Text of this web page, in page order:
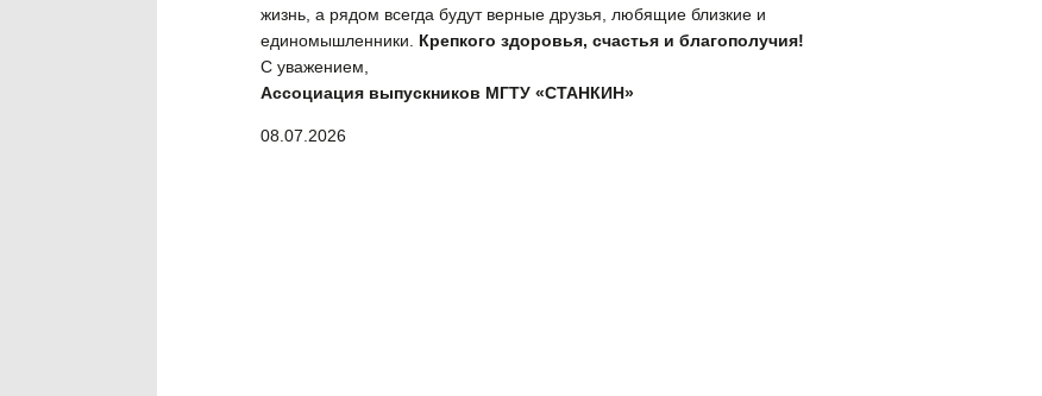
жизнь, а рядом всегда будут верные друзья, любящие близкие и
единомышленники. Крепкого здоровья, счастья и благополучия!
С уважением,
Ассоциация выпускников МГТУ «СТАНКИН»
08.07.2026